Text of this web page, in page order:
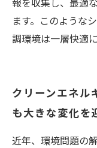
ます。このような
調環境は一層快適
クリーンエネル
も大きな変化を
近年、環境問題の